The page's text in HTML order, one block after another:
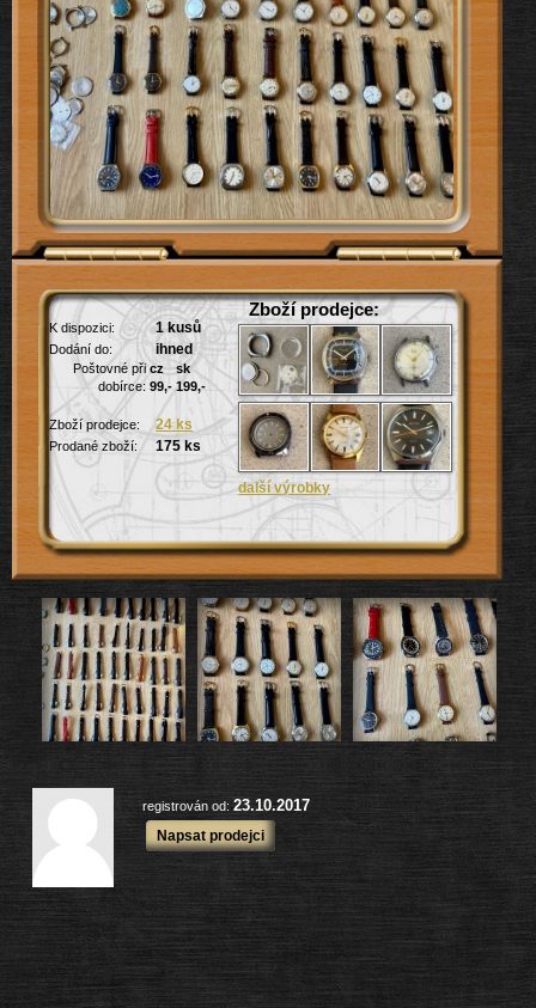
K dispozici: 1 kusů
Dodání do: ihned
Poštovné při
dobírce: 99,- 199,-
Zboží prodejce: 24 ks
Zboží prodejce:
další výrobky
registrován od:23.10.2017
Napsat prodejci